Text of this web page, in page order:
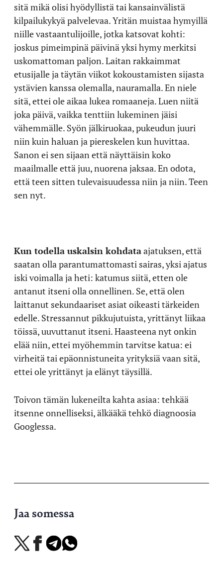
sitä mikä olisi hyödyllistä tai kansainvälistä
kilpailukykyä palvelevaa. Yritän muistaa hymyillä
niille vastaantulijoille, jotka katsovat kohti:
joskus pimeimpinä päivinä yksi hymy merkitsi
uskomattoman paljon. Laitan rakkaimmat
etusijalle ja täytän viikot kokoustamisten sijasta
ystävien kanssa olemalla, nauramalla. En niele
sitä, ettei ole aikaa lukea romaaneja. Luen niitä
joka päivä, vaikka tenttiin lukeminen jäisi
vähemmälle. Syön jälkiruokaa, pukeudun juuri
niin kuin haluan ja piereskelen kun huvittaa.
Sanon ei sen sijaan että näyttäisin koko
maailmalle että juu, nuorena jaksaa. En odota,
että teen sitten tulevaisuudessa niin ja niin. Teen
sen nyt.
Kun todella uskalsin kohdataajatuksen, että
saatan olla parantumattomasti sairas, yksi ajatus
iski voimalla ja heti: katumus siitä, etten ole
antanut itseni olla onnellinen. Se, että olen
laittanut sekundaariset asiat oikeasti tärkeiden
edelle. Stressannut pikkujutuista, yrittänyt liikaa
töissä, uuvuttanut itseni. Haasteena nyt onkin
elää niin, ettei myöhemmin tarvitse katua: ei
virheitä tai epäonnistuneita yrityksiä vaan sitä,
ettei ole yrittänyt ja elänyt täysillä.
Toivon tämän lukeneilta kahta asiaa: tehkää
itsenne onnelliseksi, älkääkä tehkö diagnoosia
Googlessa.
Jaa somessa
Jaa
X-
Jaa
Facebookissa
Jaa
Telegramissa
Jaa
WhatsAppissa